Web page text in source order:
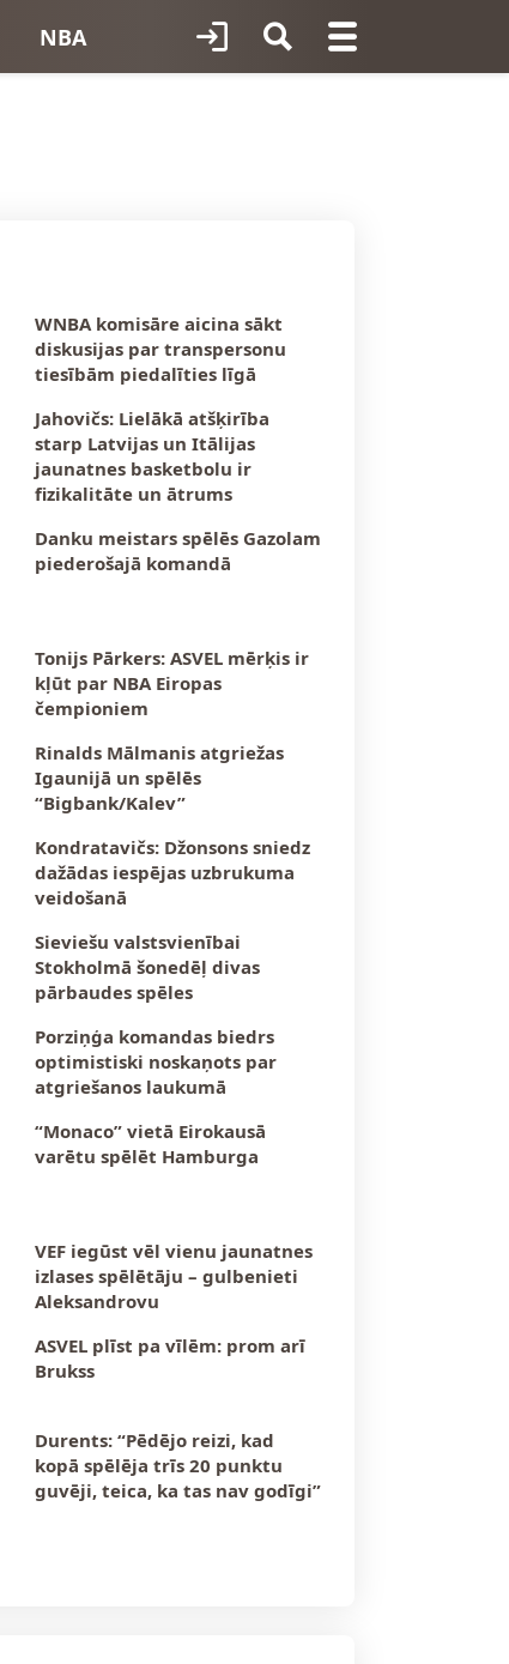
NBA
WNBA komisāre aicina sākt
diskusijas par transpersonu
tiesībām piedalīties līgā
Jahovičs: Lielākā atšķirība
starp Latvijas un Itālijas
jaunatnes basketbolu ir
fizikalitāte un ātrums
Danku meistars spēlēs Gazolam
piederošajā komandā
Tonijs Pārkers: ASVEL mērķis ir
kļūt par NBA Eiropas
čempioniem
Rinalds Mālmanis atgriežas
Igaunijā un spēlēs
“Bigbank/Kalev”
Kondratavičs: Džonsons sniedz
dažādas iespējas uzbrukuma
veidošanā
Sieviešu valstsvienībai
Stokholmā šonedēļ divas
pārbaudes spēles
Porziņģa komandas biedrs
optimistiski noskaņots par
atgriešanos laukumā
“Monaco” vietā Eirokausā
varētu spēlēt Hamburga
VEF iegūst vēl vienu jaunatnes
izlases spēlētāju – gulbenieti
Aleksandrovu
ASVEL plīst pa vīlēm: prom arī
Brukss
Durents: “Pēdējo reizi, kad
kopā spēlēja trīs 20 punktu
guvēji, teica, ka tas nav godīgi”